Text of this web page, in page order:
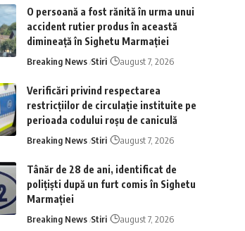
O persoană a fost rănită în urma unui
accident rutier produs în această
dimineață în Sighetu Marmației
Breaking News Stiri august 7, 2026
Verificări privind respectarea
restricțiilor de circulație instituite pe
perioada codului roșu de caniculă
Breaking News Stiri august 7, 2026
Tânăr de 28 de ani, identificat de
polițiști după un furt comis în Sighetu
Marmației
Breaking News Stiri august 7, 2026